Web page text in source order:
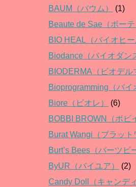
BAUM（バウム）
(1)
Beaute de Sae（ボー
BIO HEAL（バイオヒー
Biodance（バイオダン
BIODERMA（ビオデル
Bioprogramming（バイ
Biore（ビオレ）
(6)
BOBBI BROWN（ボビ
Burat Wangi（ブラット
Burt’s Bees（バーツビ
ByUR（バイユア）
(2)
Candy Doll（キャンデ